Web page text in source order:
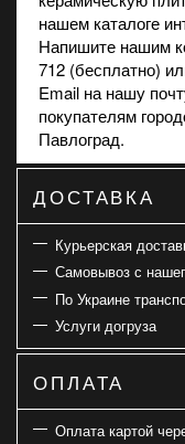
нашем каталоге
Напишите нашим
712 (бесплатно)
Email на нашу
покупателям
Павлоград.
ДОСТАВКА
Курьерская
Самовывоз с
По Украине
Услуги догруза
ОПЛАТА
Оплата картой